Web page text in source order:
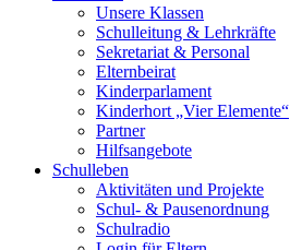
Unse­re Klas­sen
Schul­lei­tung & Lehr­kräf­te
Sekre­ta­ri­at & Per­so­nal
Eltern­bei­rat
Kin­der­par­la­ment
Kin­der­hort „Vier Ele­men­te“
Part­ner
Hilfs­an­ge­bo­te
Schul­le­ben
Akti­vi­tä­ten und Pro­jek­te
Schul- & Pau­sen­ord­nung
Schul­ra­dio